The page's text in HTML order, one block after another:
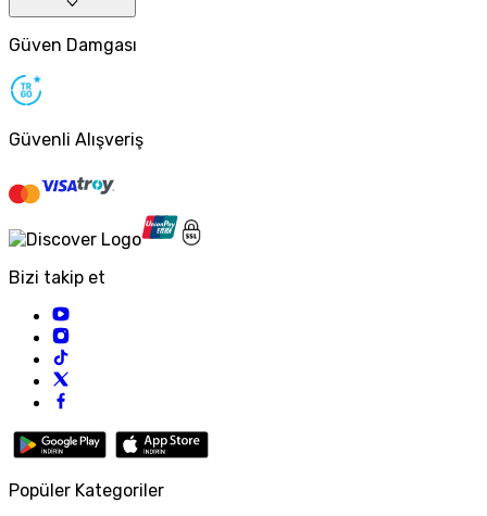
Güven Damgası
Güvenli Alışveriş
Bizi takip et
Popüler Kategoriler